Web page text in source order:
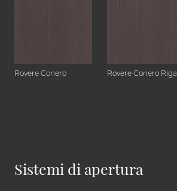
Rovere Conero Rovere Conero Riga
Sistemi di apertura